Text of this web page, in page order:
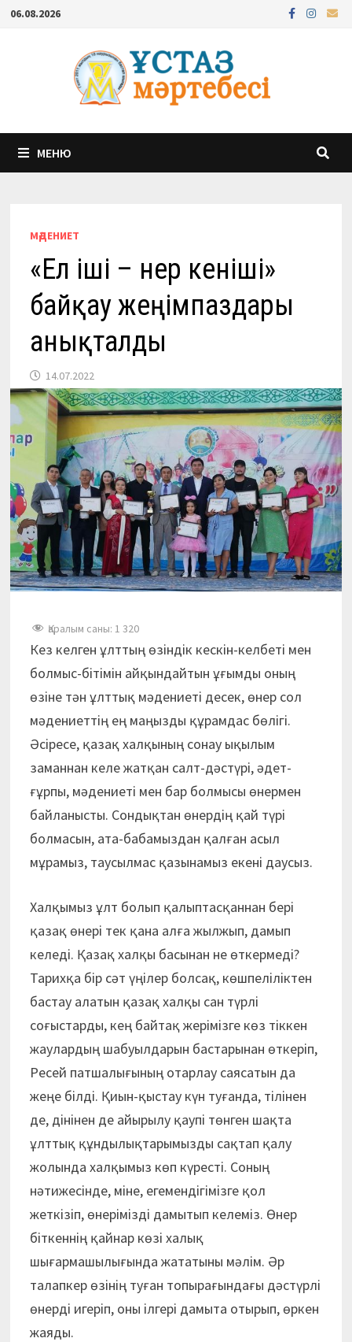
Перейти
содержимому
06.08.2026
МЕНЮ
МӘДЕНИЕТ
«Ел іші – өнер кеніші»
байқау жеңімпаздары
анықталды
14.07.2022
Қаралым саны: 1 320
Кез келген ұлттың өзіндік кескін-келбеті мен
болмыс-бітімін айқындайтын ұғымды оның
өзіне тән ұлттық мәдениеті десек, өнер сол
мәдениеттің ең маңызды құрамдас бөлігі.
Әсіресе, қазақ халқының сонау ықылым
заманнан келе жатқан салт-дәстүрі, әдет-
ғұрпы, мәдениеті мен бар болмысы өнермен
байланысты. Сондықтан өнердің қай түрі
болмасын, ата-бабамыздан қалған асыл
мұрамыз, таусылмас қазынамыз екені даусыз.
Халқымыз ұлт болып қалыптасқаннан бері
қазақ өнері тек қана алға жылжып, дамып
келеді. Қазақ халқы басынан не өткермеді?
Тарихқа бір сәт үңілер болсақ, көшпеліліктен
бастау алатын қазақ халқы сан түрлі
соғыстарды, кең байтақ жерімізге көз тіккен
жаулардың шабуылдарын бастарынан өткеріп,
Ресей патшалығының отарлау саясатын да
жеңе білді. Қиын-қыстау күн туғанда, тілінен
де, дінінен де айырылу қаупі төнген шақта
ұлттық құндылықтарымызды сақтап қалу
жолында халқымыз көп күресті. Соның
нәтижесінде, міне, егемендігімізге қол
жеткізіп, өнерімізді дамытып келеміз. Өнер
біткеннің қайнар көзі халық
шығармашылығында жататыны мәлім. Әр
талапкер өзінің туған топырағындағы дәстүрлі
өнерді игеріп, оны ілгері дамыта отырып, өркен
жаяды.